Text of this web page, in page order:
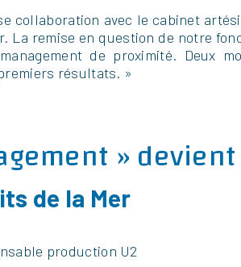
collaboration avec le cabinet
La remise en question de notre
de proximité. Deux
résultats. »
»
de la Mer
production U2